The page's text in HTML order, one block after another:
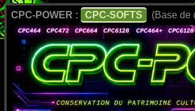
CPC-POWER : CPC-SOFTS (Base de